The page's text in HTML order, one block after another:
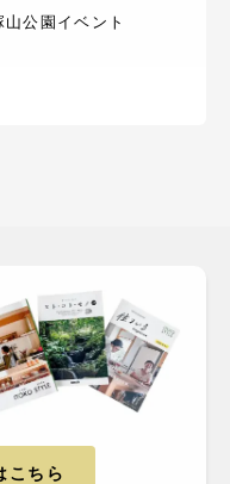
山公園イベント
こちら